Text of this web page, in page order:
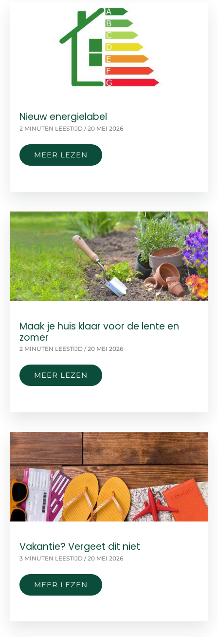
Nieuw energielabel
2 MINUTEN LEESTIJD /20 MEI 2026
NIEUW
ENERGIELABEL
MEER LEZEN
Maak je huis klaar voor de lente en
zomer
2 MINUTEN LEESTIJD /20 MEI 2026
MAAK
JE
DE
LENTE
EN
ZOMER
MEER LEZEN
Vakantie? Vergeet dit niet
3 MINUTEN LEESTIJD /20 MEI 2026
VAKANTIE?
VERGEET
MEER LEZEN